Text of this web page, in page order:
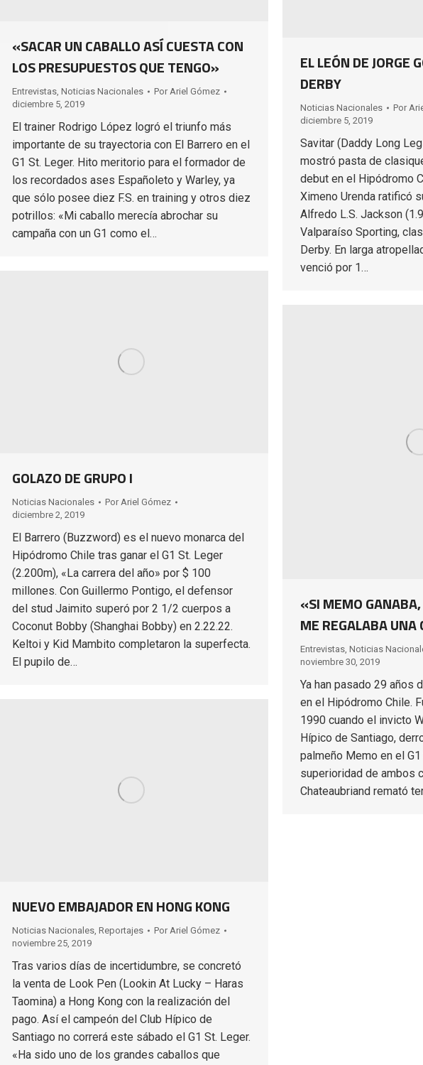
EL LEÓN DE JORGE
DERBY
Noticias Nacionales Por
diciembre 5, 2019
Savitar (Daddy Long
mostró pasta de
debut en el Hipódromo
Ximeno Urenda ratificó
Alfredo L.S. Jackson
Valparaíso Sporting,
Derby. En larga
venció por 1…
«SACAR UN CABALLO ASÍ CUESTA CON
LOS PRESUPUESTOS QUE TENGO»
Entrevistas Noticias Nacionales Por Ariel Gómez
diciembre 5, 2019
El trainer Rodrigo López logró el triunfo más
importante de su trayectoria con El Barrero en el
G1 St. Leger. Hito meritorio para el formador de
los recordados ases Españoleto y Warley, ya
que sólo posee diez F.S. en training y otros diez
potrillos: «Mi caballo merecía abrochar su
campaña con un G1 como el…
GOLAZO DE GRUPO I
Noticias Nacionales Por Ariel Gómez
diciembre 2, 2019
El Barrero (Buzzword) es el nuevo monarca del
Hipódromo Chile tras ganar el G1 St. Leger
(2.200m), «La carrera del año» por $ 100
millones. Con Guillermo Pontigo, el defensor
del stud Jaimito superó por 2 1/2 cuerpos a
Coconut Bobby (Shanghai Bobby) en 2.22.22.
Keltoi y Kid Mambito completaron la superfecta.
El pupilo de…
«SI MEMO
ME REGALABA UNA
Entrevistas, Noticias
noviembre 30, 2019
Ya han pasado 29 años
en el Hipódromo Chile.
1990 cuando el invicto
Hípico de Santiago,
palmeño Memo en el
superioridad de ambos
Chateaubriand remató
NUEVO EMBAJADOR EN HONG KONG
Noticias Nacionales, Reportajes Por Ariel Gómez
noviembre 25, 2019
Tras varios días de incertidumbre, se concretó
la venta de Look Pen (Lookin At Lucky – Haras
Taomina) a Hong Kong con la realización del
pago. Así el campeón del Club Hípico de
Santiago no correrá este sábado el G1 St. Leger.
«Ha sido uno de los grandes caballos que